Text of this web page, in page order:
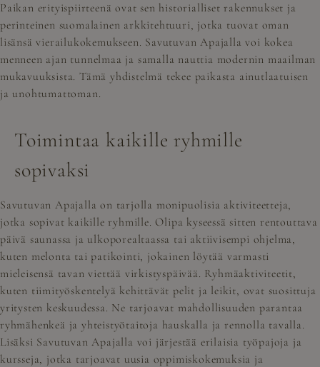
Paikan erityispiirteenä ovat sen historialliset rakennukset ja
perinteinen suomalainen arkkitehtuuri, jotka tuovat oman
lisänsä vierailukokemukseen. Savutuvan Apajalla voi kokea
menneen ajan tunnelmaa ja samalla nauttia modernin maailman
mukavuuksista. Tämä yhdistelmä tekee paikasta ainutlaatuisen
ja unohtumattoman.
Toimintaa kaikille ryhmille
sopivaksi
Savutuvan Apajalla on tarjolla monipuolisia aktiviteetteja,
jotka sopivat kaikille ryhmille. Olipa kyseessä sitten rentouttava
päivä saunassa ja ulkoporealtaassa tai aktiivisempi ohjelma,
kuten melonta tai patikointi, jokainen löytää varmasti
mieleisensä tavan viettää virkistyspäivää. Ryhmäaktiviteetit,
kuten tiimityöskentelyä kehittävät pelit ja leikit, ovat suosittuja
yritysten keskuudessa. Ne tarjoavat mahdollisuuden parantaa
ryhmähenkeä ja yhteistyötaitoja hauskalla ja rennolla tavalla.
Lisäksi Savutuvan Apajalla voi järjestää erilaisia työpajoja ja
kursseja, jotka tarjoavat uusia oppimiskokemuksia ja